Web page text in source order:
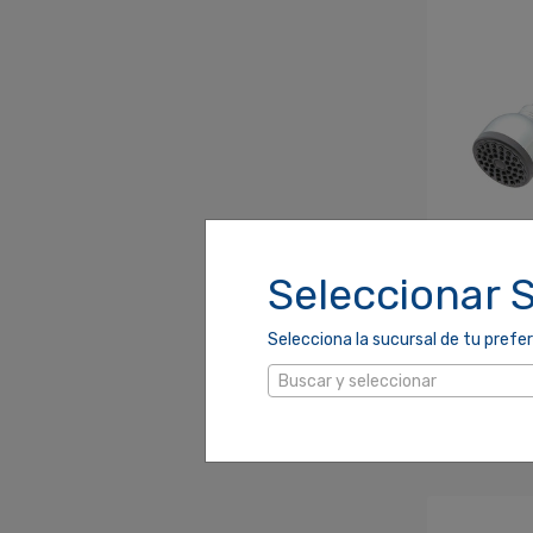
Seleccionar
Selecciona la sucursal de tu
Buscar y seleccionar
BM (BM-
SKU:
$17.90